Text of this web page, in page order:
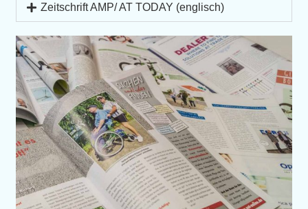
Zeitschrift AMP/ AT TODAY (englisch)